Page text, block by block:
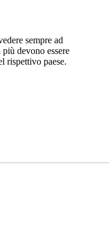
sempre ad
devono essere
rispettivo paese.